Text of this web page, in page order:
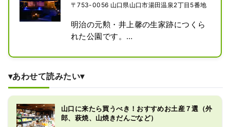
〒753-0056 山口県山口市湯田温泉2丁目5番地
明治の元勲・井上馨の生家跡につくら
れた公園です。
てきた三条実美ら七卿の宿舎にもなり
ました。園内には、井上馨の銅像や実
られた「何遠亭」、湯田温泉生まれの
詩人・中原中也の詩『帰郷』の一節を
刻んだ詩碑、一時湯田温泉に住んだ俳
▾あわせて読みたい▾
山口に来たら買うべき！おすすめお土産７選（外
郎、萩焼、山焼きだんごなど）